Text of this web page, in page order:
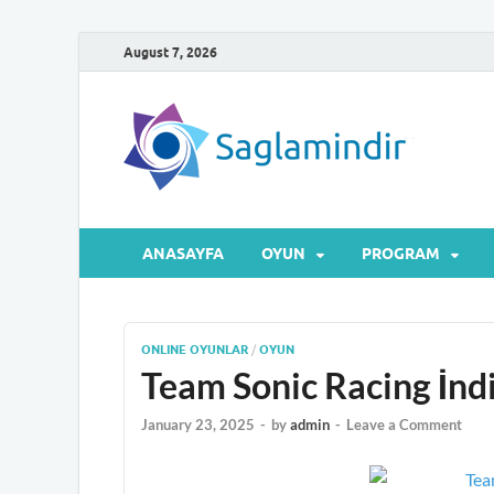
August 7, 2026
ANASAYFA OYUN PROGRAM
ONLINE OYUNLAR / OYUN
Team Sonic Racing
January 23, 2025 - byadmin - Leave a Comment